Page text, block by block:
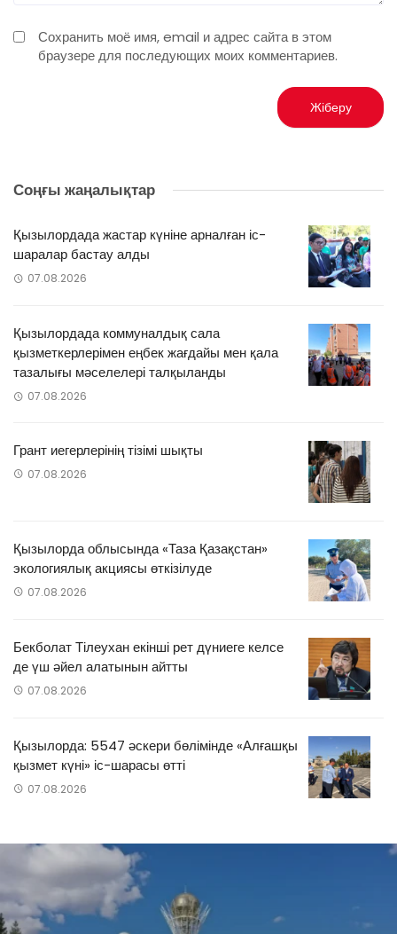
Сохранить моё имя, email и адрес сайта в этом
браузере для последующих моих комментариев.
Соңғы жаңалықтар
Қызылордада жастар күніне арналған іс-
шаралар бастау алды
07.08.2026
Қызылордада коммуналдық сала
қызметкерлерімен еңбек жағдайы мен қала
тазалығы мәселелері талқыланды
07.08.2026
Грант иегерлерінің тізімі шықты
07.08.2026
Қызылорда облысында «Таза Қазақстан»
экологиялық акциясы өткізілуде
07.08.2026
Бекболат Тілеухан екінші рет дүниеге келсе
де үш әйел алатынын айтты
07.08.2026
Қызылорда: 5547 әскери бөлімінде «Алғашқы
қызмет күні» іс-шарасы өтті
07.08.2026